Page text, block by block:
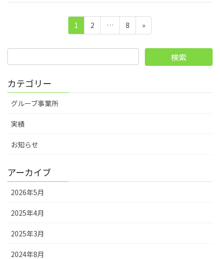
ナ
ビ
ゲ
ー
シ
ョ
ン
ペ
ー
ジ
1
ペ
ー
ジ
2 …
ペ
ー
ジ
8 »
検
索:
カテゴリー
グルーブ事業所
実績
お知らせ
アーカイブ
2026年5月
2025年4月
2025年3月
2024年8月